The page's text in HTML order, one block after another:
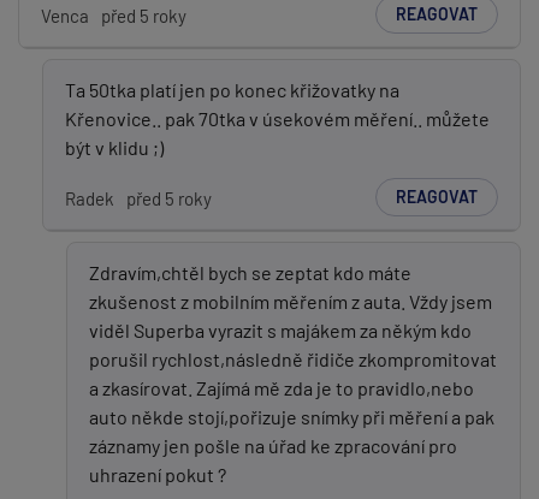
Venca před 5 roky REAGOVAT
Ta 50tka platí jen po konec křižovatky na
Křenovice.. pak 70tka v úsekovém měření.. můžete
být v klidu ;)
Radek před 5 roky REAGOVAT
Zdravím,chtěl bych se zeptat kdo máte
zkušenost z mobilním měřením z auta. Vždy jsem
viděl Superba vyrazit s majákem za někým kdo
porušil rychlost,následně řidiče zkompromitovat
a zkasírovat. Zajímá mě zda je to pravidlo,nebo
auto někde stojí,pořizuje snímky při měření a pak
záznamy jen pošle na úřad ke zpracování pro
uhrazení pokut ?